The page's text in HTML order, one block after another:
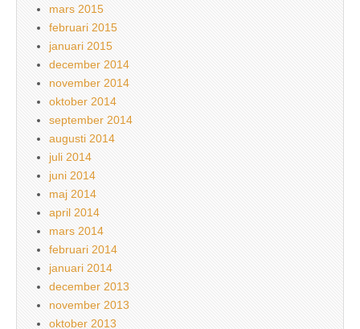
mars 2015
februari 2015
januari 2015
december 2014
november 2014
oktober 2014
september 2014
augusti 2014
juli 2014
juni 2014
maj 2014
april 2014
mars 2014
februari 2014
januari 2014
december 2013
november 2013
oktober 2013